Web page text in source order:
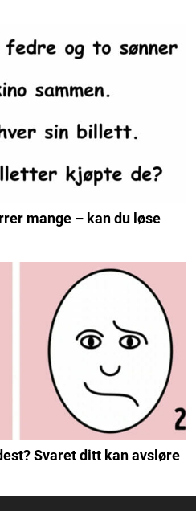
mange – kan du løse
Svaret ditt kan avsløre